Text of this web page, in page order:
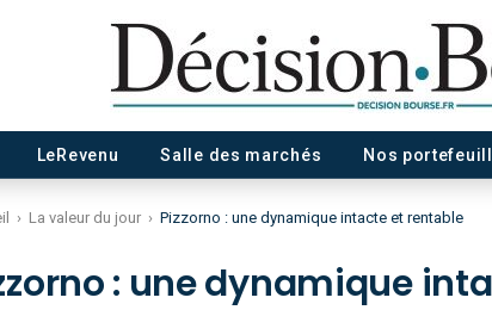
LeRevenu Salle des marchés Nos
› La valeur du jour › Pizzorno : une dynamique intacte et rentable
: une dynamique